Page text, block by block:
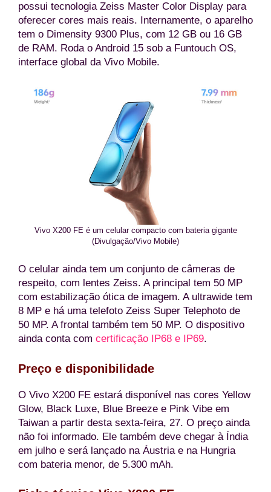
possui tecnologia Zeiss Master Color Display para
oferecer cores mais reais. Internamente, o aparelho
tem o Dimensity 9300 Plus, com 12 GB ou 16 GB
de RAM. Roda o Android 15 sob a Funtouch OS,
interface global da Vivo Mobile.
Vivo X200 FE é um celular compacto com bateria gigante
(Divulgação/Vivo Mobile)
O celular ainda tem um conjunto de câmeras de
respeito, com lentes Zeiss. A principal tem 50 MP
com estabilização ótica de imagem. A ultrawide tem
8 MP e há uma telefoto Zeiss Super Telephoto de
50 MP. A frontal também tem 50 MP. O dispositivo
ainda conta com certificação IP68 e IP69.
Preço e disponibilidade
O Vivo X200 FE estará disponível nas cores Yellow
Glow, Black Luxe, Blue Breeze e Pink Vibe em
Taiwan a partir desta sexta-feira, 27. O preço ainda
não foi informado. Ele também deve chegar à Índia
em julho e será lançado na Áustria e na Hungria
com bateria menor, de 5.300 mAh.